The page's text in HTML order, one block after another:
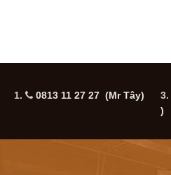
1. 0813 11 27 27 (Mr Tây) 3.
)